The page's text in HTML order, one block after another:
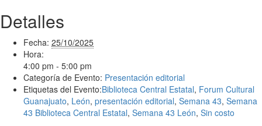
Detalles
Fecha: 25/10/2025
Hora:
4:00 pm - 5:00 pm
Categoría de Evento: Presentación editorial
Etiquetas del Evento:Biblioteca Central Estatal, Forum Cultural
Guanajuato, León, presentación editorial, Semana 43, Semana
43 Biblioteca Central Estatal, Semana 43 León, Sin costo